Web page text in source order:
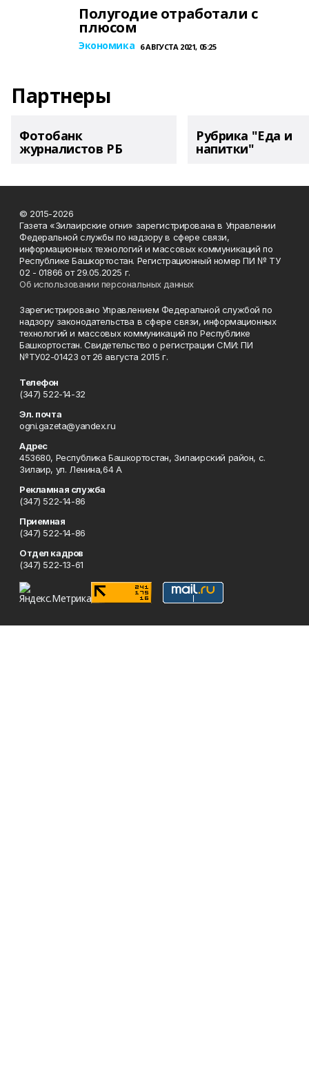
Полугодие отработали с
плюсом
Экономика 6 АВГУСТА 2021, 05:25
Партнеры
Фотобанк
журналистов РБ
Рубрика "Еда и
напитки"
© 2015-2026
Газета «Зилаирские огни» зарегистрирована в Управлении
Федеральной службы по надзору в сфере связи,
информационных технологий и массовых коммуникаций по
Республике Башкортостан. Регистрационный номер ПИ № ТУ
02 - 01866 от 29.05.2025 г.
Об использовании персональных данных
Зарегистрировано Управлением Федеральной службой по
надзору законодательства в сфере связи, информационных
технологий и массовых коммуникаций по Республике
Башкортостан. Свидетельство о регистрации СМИ: ПИ
№ТУ02-01423 от 26 августа 2015 г.
Телефон
(347) 522-14-32
Эл. почта
ogni.gazeta@yandex.ru
Адрес
453680, Республика Башкортостан, Зилаирский район, с.
Зилаир, ул. Ленина,64 А
Рекламная служба
(347) 522-14-86
Приемная
(347) 522-14-86
Отдел кадров
(347) 522-13-61